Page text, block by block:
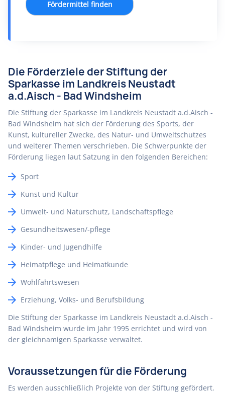
Fördermittel finden
Die Förderziele der Stiftung der
Sparkasse im Landkreis Neustadt
a.d.Aisch - Bad Windsheim
Die Stiftung der Sparkasse im Landkreis Neustadt a.d.Aisch -
Bad Windsheim hat sich der Förderung des Sports, der
Kunst, kultureller Zwecke, des Natur- und Umweltschutzes
und weiterer Themen verschrieben. Die Schwerpunkte der
Förderung liegen laut Satzung in den folgenden Bereichen:
Sport
Kunst und Kultur
Umwelt- und Naturschutz, Landschaftspflege
Gesundheitswesen/-pflege
Kinder- und Jugendhilfe
Heimatpflege und Heimatkunde
Wohlfahrtswesen
Erziehung, Volks- und Berufsbildung
Die Stiftung der Sparkasse im Landkreis Neustadt a.d.Aisch -
Bad Windsheim wurde im Jahr 1995 errichtet und wird von
der gleichnamigen Sparkasse verwaltet.
Voraussetzungen für die Förderung
Es werden ausschließlich Projekte von der Stiftung gefördert.